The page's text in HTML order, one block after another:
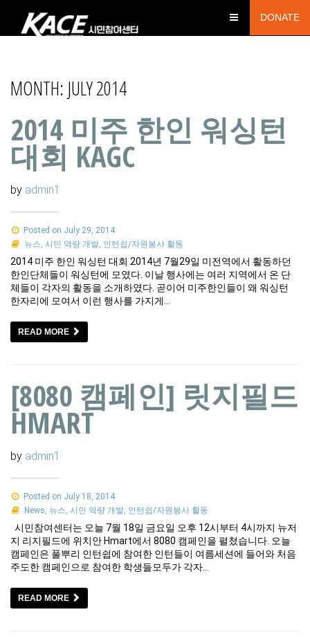
DONATE
MONTH: JULY 2014
2014 미주 한인 워싱턴
대회 KAGC
by admin1
Posted on July 29, 2014
뉴스 시민 역량 개발, 인턴쉽/자원봉사 활동
2014 미주 한인 워싱턴 대회 2014년 7월29일 미전역에서 활동하던
한인단체들이 워싱턴에 모였다. 이날 행사에는 여러 지역에서 온 단
체들이 각자의 활동을 소개하였다. 곧이어 미주한인들이 왜 워싱턴
한자리에 모여서 이런 행사를 가지게…
READ MORE
[8080 캠페인] 릿지필드
HMART
by admin1
Posted on July 18, 2014
News, 뉴스, 시민 역량 개발, 인턴쉽/자원봉사 활동
시민참여센터는 오늘 7월 18일 금요일 오후 12시부터 4시까지 뉴저
지 리지필드에 위치안 Hmart에서 8080 캠페인을 펼쳤습니다. 오늘
캠페인은 풀뿌리 인턴쉽에 참여한 인턴들이 여름세션에 들어와 처음
주도한 캠페인으로 참여한 학생들모두가 각자…
READ MORE